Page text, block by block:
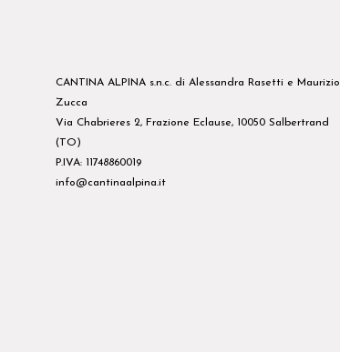
CANTINA ALPINA s.n.c. di Alessandra Rasetti e Maurizio
Zucca
Via Chabrieres 2, Frazione Eclause, 10050 Salbertrand
(TO)
P.IVA: 11748860019
info@cantinaalpina.it